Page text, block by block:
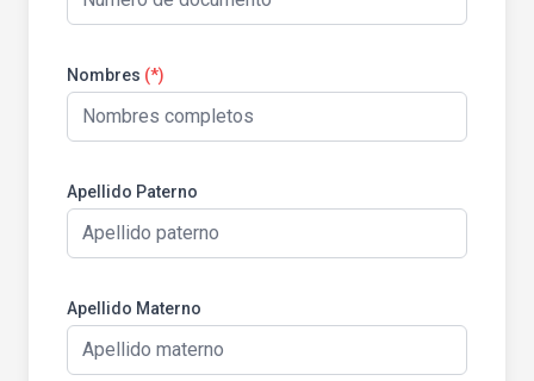
Nombres (*)
Apellido Paterno
Apellido Materno